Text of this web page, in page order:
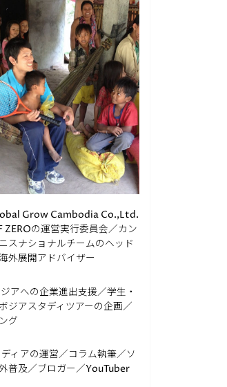
Grow Cambodia Co.,Ltd.
ZEROの運営実行委員会／カン
スナショナルチームのヘッド
外展開アドバイザー
ジアへの企業進出支援／学生・
ジアスタディツアーの企画／
グ
ディアの運営／コラム執筆／ソ
普及／ブロガー／YouTuber